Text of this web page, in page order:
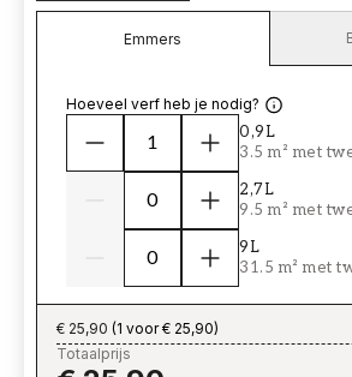
Emmers
Hoeveel verf heb je nodig?
0,9L
3.5 m² met
2,7L
9.5 m² met
9L
31.5 m² met
€ 25,90 (1 voor € 25,90)
Totaalprijs